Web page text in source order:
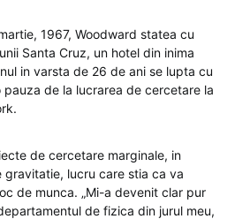
1967, Woodward statea cu
Santa Cruz, un hotel din inima
in varsta de 26 de ani se lupta cu
pauza de la lucrarea de cercetare la
de cercetare marginale, in
lucru care stia ca va
de munca. „Mi-a devenit clar pur
de fizica din jurul meu,